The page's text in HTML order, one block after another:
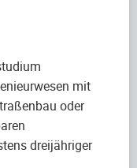
mit
oder
dreijähriger